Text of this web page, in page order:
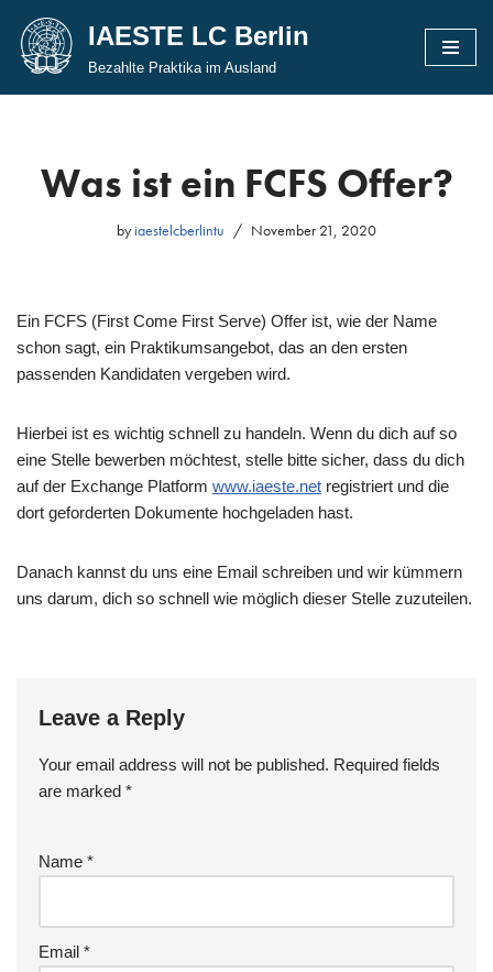
Skip
IAESTE LC Berlin
Bezahlte Praktika im Ausland
Was ist ein FCFS Offer?
byiaestelcberlintu November 21, 2020
Ein FCFS (First Come First Serve) Offer ist, wie der Name
schon sagt, ein Praktikumsangebot, das an den ersten
passenden Kandidaten vergeben wird.
Hierbei ist es wichtig schnell zu handeln. Wenn du dich auf so
eine Stelle bewerben möchtest, stelle bitte sicher, dass du dich
auf der Exchange Platform www.iaeste.net registriert und die
dort geforderten Dokumente hochgeladen hast.
Danach kannst du uns eine Email schreiben und wir kümmern
uns darum, dich so schnell wie möglich dieser Stelle zuzuteilen.
Leave a Reply
Your email address will not be published. Required fields
are marked *
Name *
Email *